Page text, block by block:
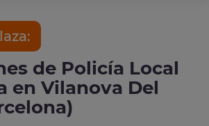
de Policía Local
en Vilanova Del